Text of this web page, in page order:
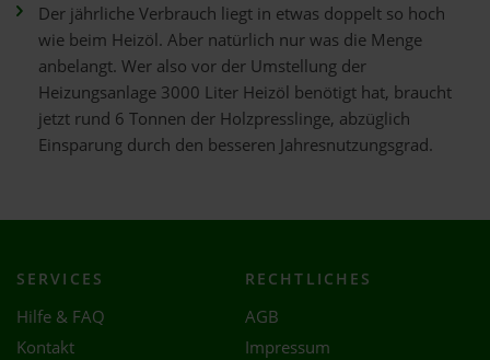
Der jährliche Verbrauch liegt in etwas doppelt so hoch
wie beim Heizöl. Aber natürlich nur was die Menge
anbelangt. Wer also vor der Umstellung der
Heizungsanlage 3000 Liter Heizöl benötigt hat, braucht
jetzt rund 6 Tonnen der Holzpresslinge, abzüglich
Einsparung durch den besseren Jahresnutzungsgrad.
SERVICES
Hilfe & FAQ
Kontakt
RECHTLICHES
AGB
Impressum